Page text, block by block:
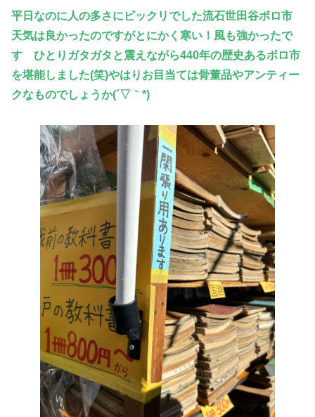
平日なのに人の多さにビックリでした流石世田谷ボロ市
天気は良かったのですがとにかく寒い！風も強かったで
す ひとりガタガタと震えながら440年の歴史あるボロ市
を堪能しました(笑)やはりお目当ては骨董品やアンティー
クなものでしょうか(´▽｀*)